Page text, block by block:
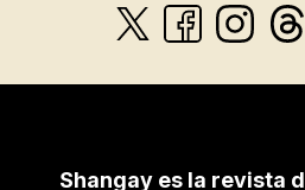
Shangay es la revista